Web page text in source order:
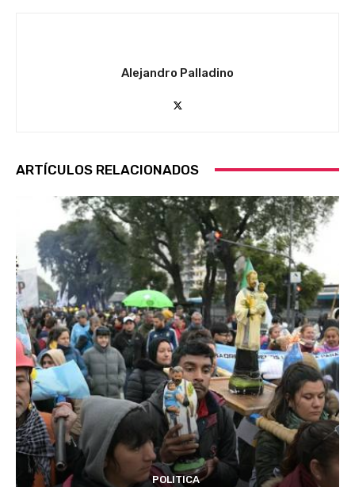
Alejandro Palladino
ARTÍCULOS RELACIONADOS
POLITICA